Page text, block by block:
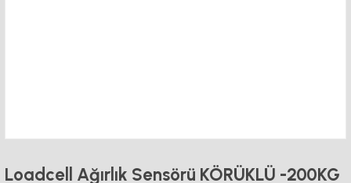
Loadcell Ağırlık Sensörü KÖRÜKLÜ -200KG